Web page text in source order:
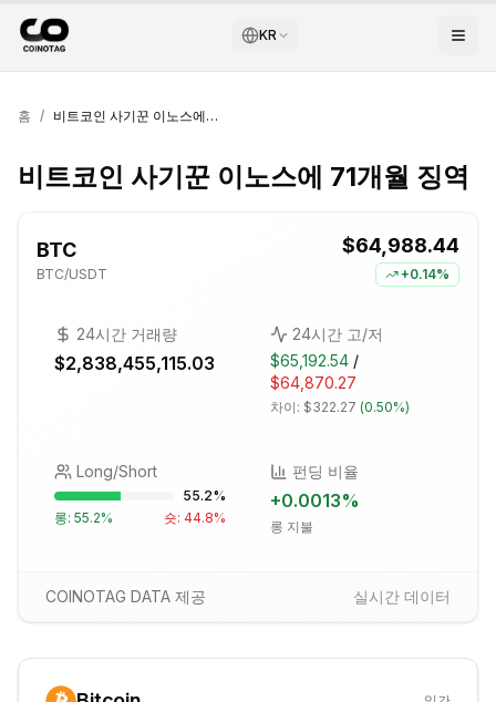
KR
홈 / 비트코인 사기꾼 이노스에 71개월 징역
비트코인 사기꾼 이노스에 71개월 징역
BTC
BTC/USDT
$64,988.44
+0.14%
24시간 거래량
$2,838,455,115.03
24시간 고/저
$65,192.54 /
$64,870.27
차이: $322.27 (0.50%)
Long/Short
55.2%
롱: 55.2% 숏: 44.8%
펀딩 비율
+0.0013%
롱 지불
COINOTAG DATA 제공 실시간 데이터